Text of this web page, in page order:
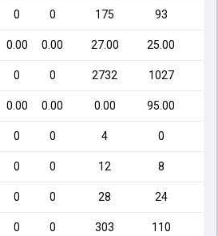
0 0 175 93
0.00 0.00 27.00 25.00
0 0 2732 1027
0.00 0.00 0.00 95.00
0 0 4 0
0 0 12 8
0 0 28 24
0 0 303 110